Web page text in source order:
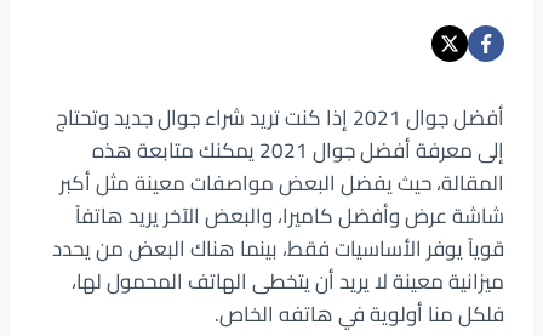
أفضل جوال 2021 إذا كنت تريد شراء جوال جديد وتحتاج
إلى معرفة أفضل جوال 2021 يمكنك متابعة هذه
المقالة، حيث يفضل البعض مواصفات معينة مثل أكبر
شاشة عرض وأفضل كاميرا، والبعض الآخر يريد هاتفاً
قوياً يوفر الأساسيات فقط، بينما هناك البعض من يحدد
ميزانية معينة لا يريد أن يتخطى الهاتف المحمول لها،
فلكل منا أولوية في هاتفه الخاص.